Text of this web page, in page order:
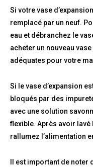
Si votre vase
remplacé par un neuf.
eau et débranchez le
acheter un nouveau
adéquates pour votre
Si le vase d’expansion
bloqués par des
avec une solution
flexible. Après avoir lavé
rallumez l’alimentation
Il est important de noter